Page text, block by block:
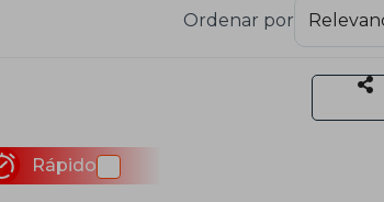
Ordenar por
Rápido